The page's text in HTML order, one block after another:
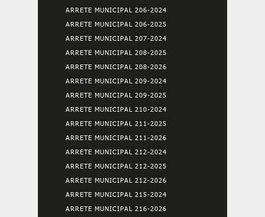
ARRETE MUNICIPAL 206-2024
ARRETE MUNICIPAL 206-2025
ARRETE MUNICIPAL 207-2024
ARRETE MUNICIPAL 208-2025
ARRETE MUNICIPAL 208-2026
ARRETE MUNICIPAL 209-2024
ARRETE MUNICIPAL 209-2025
ARRETE MUNICIPAL 210-2024
ARRETE MUNICIPAL 211-2025
ARRETE MUNICIPAL 211-2026
ARRETE MUNICIPAL 212-2024
ARRETE MUNICIPAL 212-2025
ARRETE MUNICIPAL 212-2026
ARRETE MUNICIPAL 215-2024
ARRETE MUNICIPAL 216-2026